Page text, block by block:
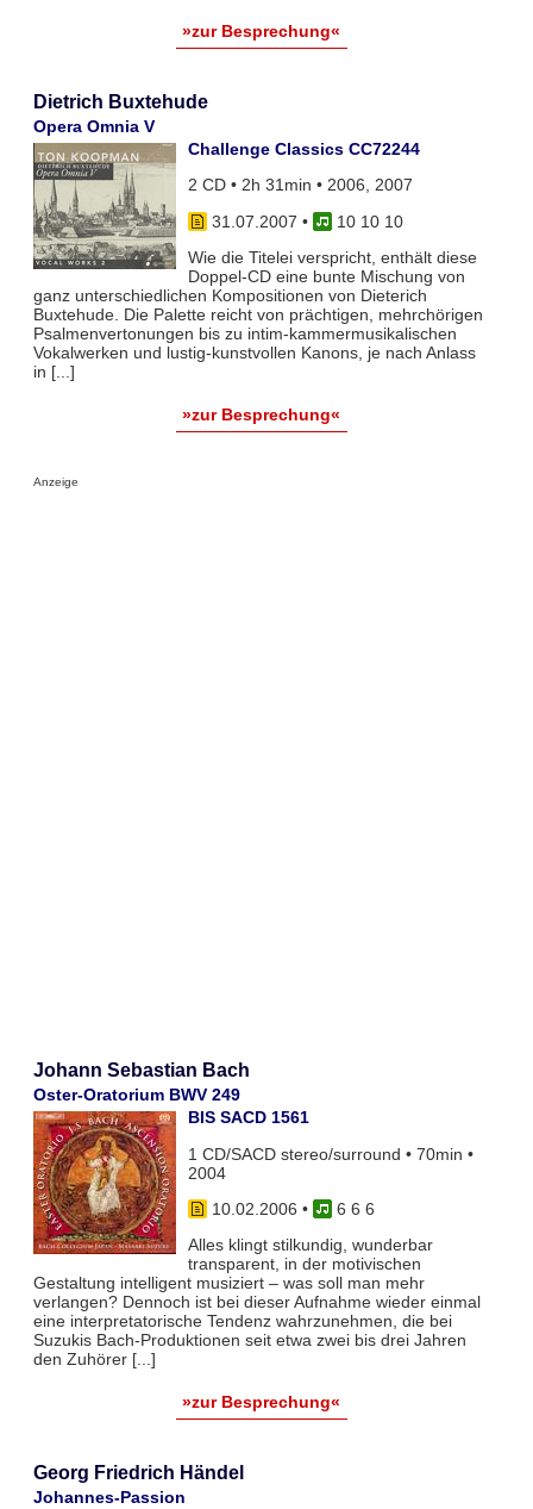
»zur Besprechung«
Dietrich Buxtehude
Opera Omnia V
Challenge Classics CC72244
2 CD • 2h 31min • 2006, 2007
31.07.2007 •
10 10 10
Wie die Titelei verspricht, enthält diese
Doppel-CD eine bunte Mischung von
ganz unterschiedlichen Kompositionen von Dieterich
Buxtehude. Die Palette reicht von prächtigen, mehrchörigen
Psalmenvertonungen bis zu intim-kammermusikalischen
Vokalwerken und lustig-kunstvollen Kanons, je nach Anlass
in [...]
»zur Besprechung«
Anzeige
Johann Sebastian Bach
Oster-Oratorium BWV 249
BIS SACD 1561
1 CD/SACD stereo/surround • 70min •
2004
10.02.2006 •
6 6 6
Alles klingt stilkundig, wunderbar
transparent, in der motivischen
Gestaltung intelligent musiziert – was soll man mehr
verlangen? Dennoch ist bei dieser Aufnahme wieder einmal
eine interpretatorische Tendenz wahrzunehmen, die bei
Suzukis Bach-Produktionen seit etwa zwei bis drei Jahren
den Zuhörer [...]
»zur Besprechung«
Georg Friedrich Händel
Johannes-Passion